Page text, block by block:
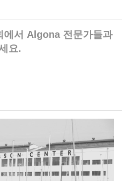
에서 Algona 전문가들과
요.